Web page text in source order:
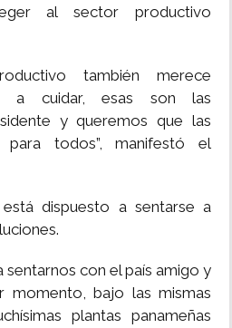
al sector productivo
también merece
a cuidar, esas son las
y queremos que las
para todos”, manifestó el
dispuesto a sentarse a
sentarnos con el país amigo y
momento, bajo las mismas
plantas panameñas